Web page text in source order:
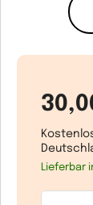
Lieferbar